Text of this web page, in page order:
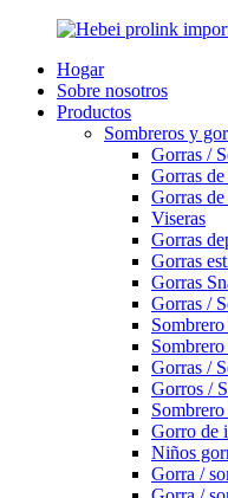
Hogar
Sobre nosotros
Productos
Sombreros y
Gorras /
Gorras
Gorras
Viseras
Gorras
Gorras
Gorras
Gorras /
Gorras /
Gorros /
Gorro de
Niños
Gorra /